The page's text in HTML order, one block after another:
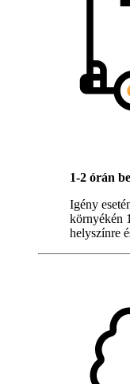
1-2 órán
Igény
környékén
helyszínre